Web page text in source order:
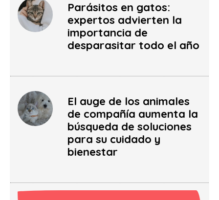
Parásitos en gatos:
expertos advierten la
importancia de
desparasitar todo el año
El auge de los animales
de compañía aumenta la
búsqueda de soluciones
para su cuidado y
bienestar